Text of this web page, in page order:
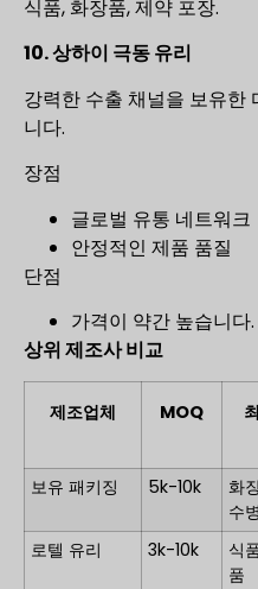
식품, 화장품, 제약 포장.
10. 상하이 극동 유리
강력한 수출 채널을 보유한
니다.
장점
글로벌 유통 네트워크
안정적인 제품 품질
단점
가격이 약간 높습니다.
상위 제조사 비교
제조업체 MOQ
보유 패키징 5k-10k
화
수병
로텔 유리 3k-10k
식
품